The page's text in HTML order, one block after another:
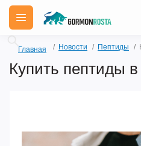
Главная Новости Пептиды
Купить пептиды